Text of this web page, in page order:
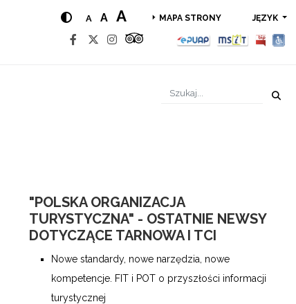
A A A MAPA STRONY JĘZYK
"POLSKA ORGANIZACJA
TURYSTYCZNA" - OSTATNIE NEWSY
DOTYCZĄCE TARNOWA I TCI
Nowe standardy, nowe narzędzia, nowe
kompetencje. FIT i POT o przyszłości informacji
turystycznej